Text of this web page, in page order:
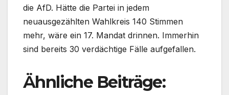
die AfD. Hätte die Partei in jedem
neuausgezählten Wahlkreis 140 Stimmen
mehr, wäre ein 17. Mandat drinnen. Immerhin
sind bereits 30 verdächtige Fälle aufgefallen.
Ähnliche Beiträge: